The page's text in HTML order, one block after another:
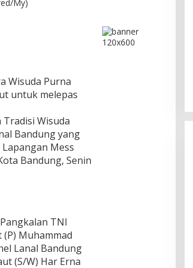
My)
Wisuda Purna
untuk melepas
Wisuda
Bandung yang
Mess
Bandung, Senin
TNI
Muhammad
Lanal Bandung
(S/W) Har Erna
Penyerahan SK Pengurus Baru,
Fokus Konsolidasi Jelang
Musancab 13 September 2026
Di Politik | Agustus 2, 2026